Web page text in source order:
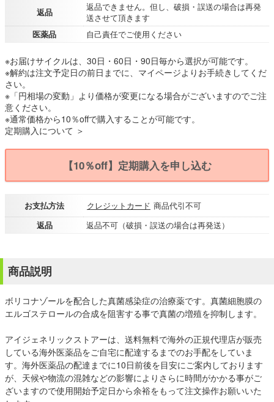
返品
返品できません。但し、破損・誤送の場合は再発
送させて頂きます
医薬品
自己責任でご使用ください
※お届けサイクルは、30日・60日・90日毎から選択が可能です。
※解約は注文予定日の前日までに、マイページよりお手続きしてくだ
さい。
※「円相場の変動」より価格が変更になる場合がございますのでご注
意ください。
※通常価格から10％offで購入することが可能です。
定期購入について ＞
【10％off】定期購入を申し込む
お支払方法 クレジットカード 商品代引不可
返品
返品不可（破損・誤送の場合は再発送）
商品説明
ボリコナゾールを配合した真菌感染症の治療薬です。真菌細胞膜の
エルゴステロールの合成を阻害する事で真菌の増殖を抑制します。
アイジェネリックストアーは、送料無料で海外の正規代理店が販売
している海外医薬品をご自宅に配達するまでのお手配をしていま
す。海外医薬品の配達までに10日前後を目安にご案内しております
が、天候や物流の混雑などの影響によりさらに時間がかかる事がご
ざいますので使用開始予定日から余裕をもって注文操作お願いいた